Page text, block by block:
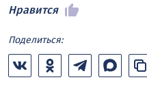
Нравится
Поделиться: